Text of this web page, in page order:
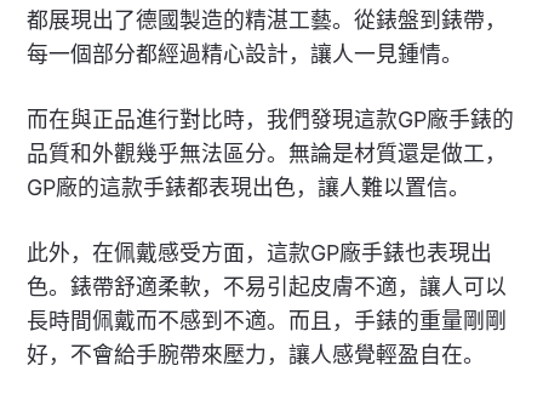
都展現出了德國製造的精湛工藝。從錶盤到錶帶，
每一個部分都經過精心設計，讓人一見鍾情。
而在與正品進行對比時，我們發現這款GP廠手錶的
品質和外觀幾乎無法區分。無論是材質還是做工，
GP廠的這款手錶都表現出色，讓人難以置信。
此外，在佩戴感受方面，這款GP廠手錶也表現出
色。錶帶舒適柔軟，不易引起皮膚不適，讓人可以
長時間佩戴而不感到不適。而且，手錶的重量剛剛
好，不會給手腕帶來壓力，讓人感覺輕盈自在。